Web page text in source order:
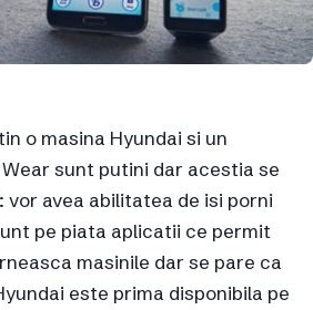
o masina Hyundai si un
sunt putini dar acestia se
vor avea abilitatea de isi porni
pe piata aplicatii ce permit
masinile dar se pare ca
este prima disponibila pe